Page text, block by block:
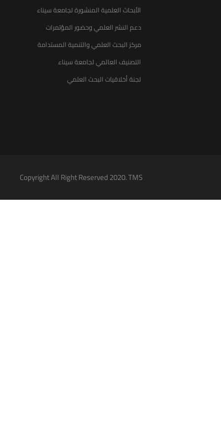
الأبحاث العلمية المنشورة لجامعة سيناء
دعم النشر العلمي وحضور المؤتمرات
مركز البحث العلمي والتنمية المستدامة
التصنيف العالمي لجامعة سيناء
لجنة أخلاقيات البحث العلمي
Copyright All Right Reserved 2020. TMS